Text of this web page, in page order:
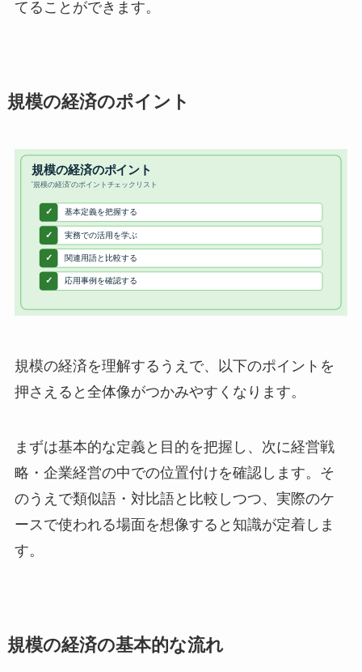
てることができます。
規模の経済のポイント
規模の経済を理解するうえで、以下のポイントを
押さえると全体像がつかみやすくなります。
まずは基本的な定義と目的を把握し、次に経営戦
略・企業経営の中での位置付けを確認します。そ
のうえで類似語・対比語と比較しつつ、実際のケ
ースで使われる場面を想像すると知識が定着しま
す。
規模の経済の基本的な流れ